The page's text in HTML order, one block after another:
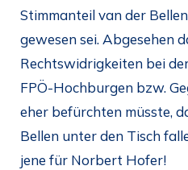
Stimmanteil van der
gewesen sei. Abgesehen
Rechtswidrigkeiten bei
FPÖ-Hochburgen bzw.
eher befürchten müsste,
Bellen unter den Tisch
jene für Norbert Hofer!